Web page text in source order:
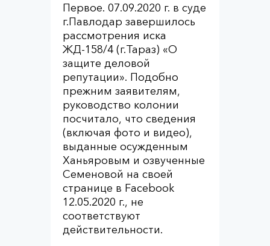
Первое. 07.09.2020 г. в суде
г.Павлодар завершилось
рассмотрения иска
ЖД-158/4 (г.Тараз) «О
защите деловой
репутации». Подобно
прежним заявителям,
руководство колонии
посчитало, что сведения
(включая фото и видео),
выданные осужденным
Ханьяровым и озвученные
Семеновой на своей
странице в Facebook
12.05.2020 г., не
соответствуют
действительности.